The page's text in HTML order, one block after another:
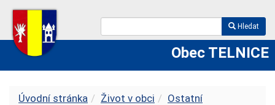
Hledat
Obec TELNICE
Úvodní stránka Život v obci
Ostatní